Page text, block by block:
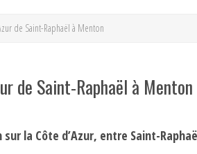
de Saint-Raphaël à Menton
de Saint-Raphaël à Menton
la Côte d’Azur, entre Saint-